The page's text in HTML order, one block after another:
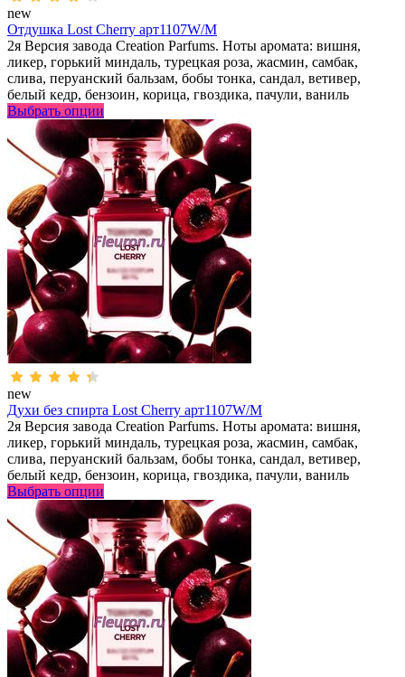
new
Отдушка Lost Cherry арт1107W/M
2я Версия завода Creation Parfums. Ноты аромата: вишня,
ликер, горький миндаль, турецкая роза, жасмин, самбак,
слива, перуанский бальзам, бобы тонка, сандал, ветивер,
белый кедр, бензоин, корица, гвоздика, пачули, ваниль
Выбрать опции
new
Духи без спирта Lost Cherry арт1107W/M
2я Версия завода Creation Parfums. Ноты аромата: вишня,
ликер, горький миндаль, турецкая роза, жасмин, самбак,
слива, перуанский бальзам, бобы тонка, сандал, ветивер,
белый кедр, бензоин, корица, гвоздика, пачули, ваниль
Выбрать опции